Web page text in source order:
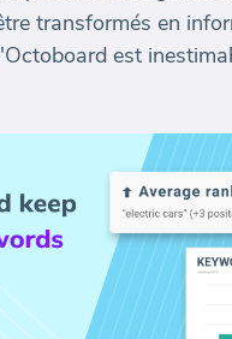
transformés en
est